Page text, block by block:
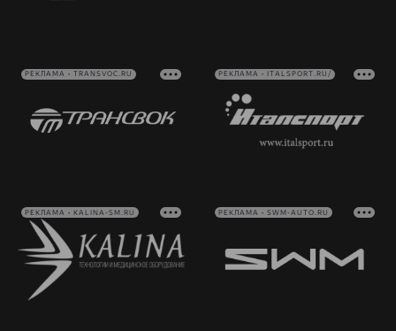
РЕКЛАМА • TRANSVOC.RU РЕКЛАМА • ITALSPORT.RU/
РЕКЛАМА • KALINA-SM.RU РЕКЛАМА • SWM-AUTO.RU